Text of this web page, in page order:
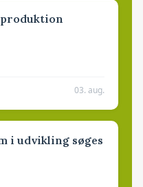
03. aug.
i udvikling søges